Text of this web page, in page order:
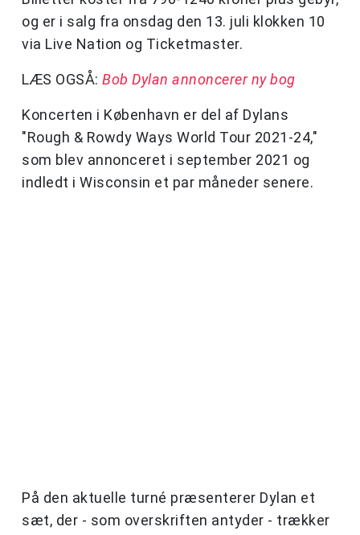
og er i salg fra onsdag den 13. juli klokken 10
via Live Nation og Ticketmaster.
LÆS OGSÅ: Bob Dylan annoncerer ny bog
Koncerten i København er del af Dylans
"Rough & Rowdy Ways World Tour 2021-24,"
som blev annonceret i september 2021 og
indledt i Wisconsin et par måneder senere.
På den aktuelle turné præsenterer Dylan et
sæt, der - som overskriften antyder - trækker